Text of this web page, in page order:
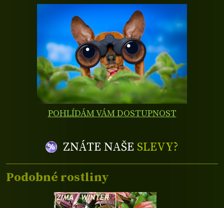
POHLÍDÁM VÁM DOSTUPNOST
ZNÁTE NAŠE SLEVY?
Podobné rostliny